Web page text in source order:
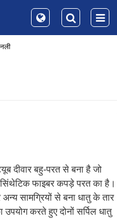
दीवार बहु-परत से बना है जो
फाइबर कपड़े परत का है।
सामग्रियों से बना धातु के तार
करते हुए दोनों सर्पिल धातु